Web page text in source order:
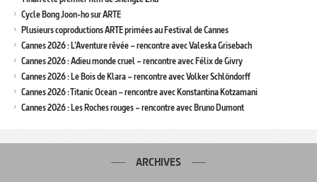
Cycle Bong Joon-ho sur ARTE
Plusieurs coproductions ARTE primées au Festival de Cannes
Cannes 2026 : L’Aventure rêvée – rencontre avec Valeska Grisebach
Cannes 2026 : Adieu monde cruel – rencontre avec Félix de Givry
Cannes 2026 : Le Bois de Klara – rencontre avec Volker Schlöndorff
Cannes 2026 : Titanic Ocean – rencontre avec Konstantina Kotzamani
Cannes 2026 : Les Roches rouges – rencontre avec Bruno Dumont
ARCHIVES